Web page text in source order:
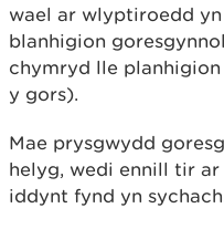
wael ar wlyptiroedd
blanhigion
chymryd lle
y gors).
Mae prysgwydd
helyg, wedi ennill tir
iddynt fynd yn